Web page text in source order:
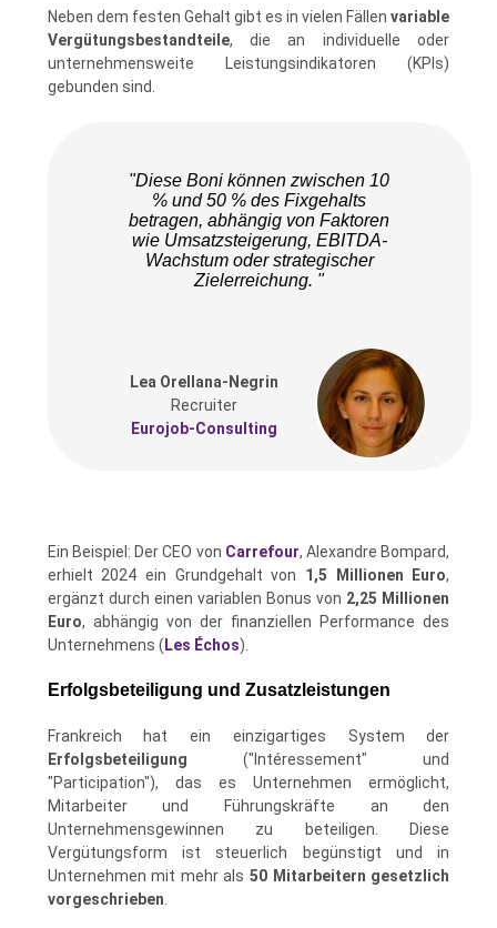
Neben dem festen Gehalt gibt es in vielen Fällenvariable
Vergütungsbestandteile, die an individuelle oder
unternehmensweite Leistungsindikatoren (KPIs)
gebunden sind.
"Diese Boni können zwischen 10
% und 50 % des Fixgehalts
betragen, abhängig von Faktoren
wie Umsatzsteigerung, EBITDA-
Wachstum oder strategischer
Zielerreichung. "
Lea Orellana-Negrin
Recruiter
Eurojob-Consulting
Ein Beispiel: Der CEO von Carrefour, Alexandre Bompard,
erhielt 2024 ein Grundgehalt von 1,5 Millionen Euro,
ergänzt durch einen variablen Bonus von 2,25 Millionen
Euro, abhängig von der finanziellen Performance des
Unternehmens ( Les Échos).
Erfolgsbeteiligung und Zusatzleistungen
Frankreich hat ein einzigartiges System der
Erfolgsbeteiligung ("Intéressement" und
"Participation"), das es Unternehmen ermöglicht,
Mitarbeiter und Führungskräfte an den
Unternehmensgewinnen zu beteiligen. Diese
Vergütungsform ist steuerlich begünstigt und in
Unternehmen mit mehr als50 Mitarbeitern gesetzlich
vorgeschrieben